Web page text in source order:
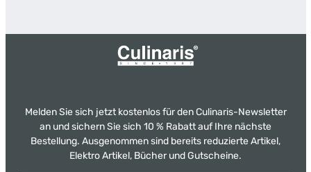
Melden Sie sich jetzt kostenlos für den Culinaris-Newsletter
an und sichern Sie sich 10 % Rabatt auf Ihre nächste
Bestellung. Ausgenommen sind bereits reduzierte Artikel,
Elektro Artikel, Bücher und Gutscheine.